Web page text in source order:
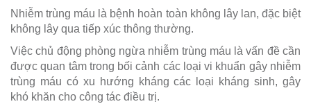
Nhiễm trùng máu là bệnh hoàn toàn không lây lan, đặc biệt
không lây qua tiếp xúc thông thường.
Việc chủ động phòng ngừa nhiễm trùng máu là vấn đề cần
được quan tâm trong bối cảnh các loại vi khuẩn gây nhiễm
trùng máu có xu hướng kháng các loại kháng sinh, gây
khó khăn cho công tác điều trị.